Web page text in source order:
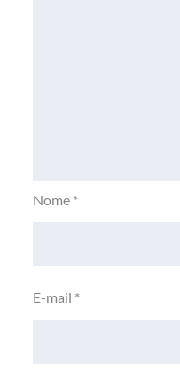
Nome *
E-mail *